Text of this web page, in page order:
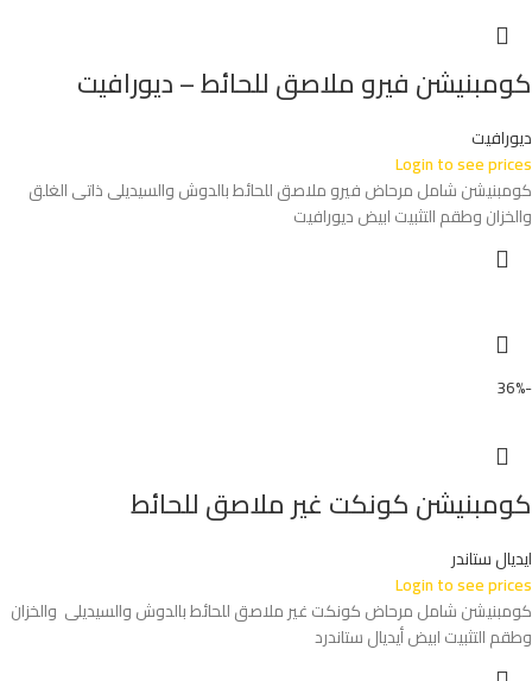
كومبنيشن فيرو ملاصق للحائط – ديورافيت
ديورافيت
Login to see prices
كومبنيشن شامل مرحاض فيرو ملاصق للحائط بالدوش والسيديلى ذاتى الغلق
والخزان وطقم التثبيت ابيض ديورافيت
-36%
كومبنيشن كونكت غير ملاصق للحائط
ايديال ستاندر
Login to see prices
كومبنيشن شامل مرحاض كونكت غير ملاصق للحائط بالدوش والسيديلى والخزان
وطقم التثبيت ابيض أيديال ستاندرد